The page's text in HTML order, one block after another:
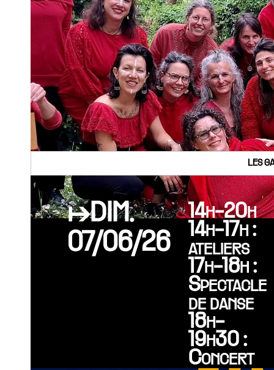
LES
↦DIM.
07/06/26
14h-20h
14h-17h :
ateliers
17h-18h :
Spectacle
de danse
18h-
19h30 :
Concert